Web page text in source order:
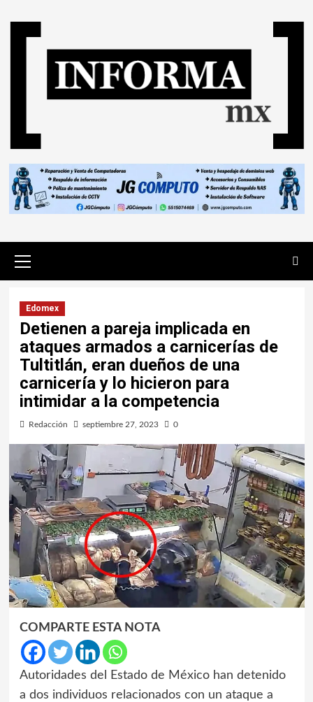
Edomex
Detienen a pareja implicada en
ataques armados a carnicerías de
Tultitlán, eran dueños de una
carnicería y lo hicieron para
intimidar a la competencia
Redacción septiembre 27, 2023 0
COMPARTE ESTA NOTA
Autoridades del Estado de México han detenido
a dos individuos relacionados con un ataque a